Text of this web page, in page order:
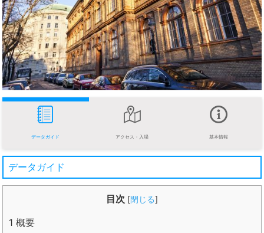
データガイド アクセス・入場 基本情報
データガイド
目次 [閉じる]
1 概要